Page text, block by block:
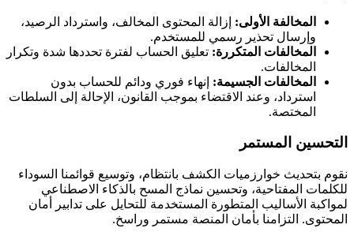
المخالفة الأولى: إزالة المحتوى المخالف، واسترداد الرصيد،
وإرسال تحذير رسمي للمستخدم.
المخالفات المتكررة: تعليق الحساب لفترة تحددها شدة وتكرار
المخالفات.
المخالفات الجسيمة: إنهاء فوري ودائم للحساب بدون
استرداد، وعند الاقتضاء بموجب القانون، الإحالة إلى السلطات
المختصة.
التحسين المستمر
نقوم بتحديث خوارزميات الكشف بانتظام، وتوسيع قوائمنا السوداء
للكلمات المفتاحية، وتحسين نماذج المسح بالذكاء الاصطناعي
لمواكبة الأساليب المتطورة المستخدمة للتحايل على تدابير أمان
المحتوى. التزامنا بأمان المنصة مستمر وراسخ.